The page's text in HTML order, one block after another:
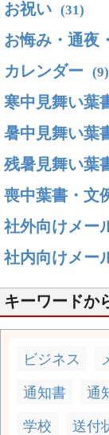
お祝い (31)
お悔み・通夜
カレンダー (9)
寒中見舞い葉
暑中見舞い葉
残暑見舞い葉
喪中葉書・文
社外向けメー
社内向けメー
キーワードか
ビジネス
通知書 通
学校 送付